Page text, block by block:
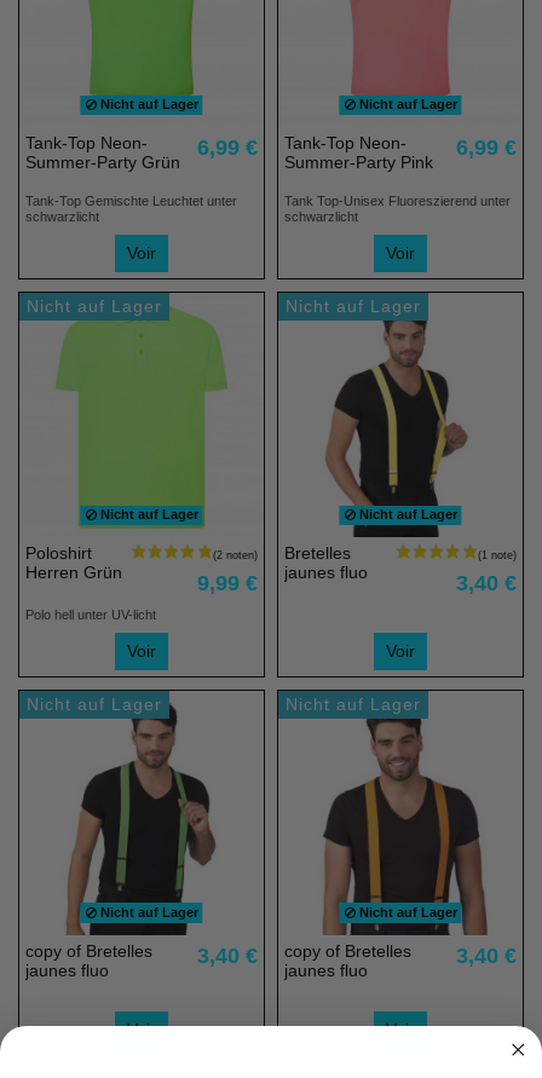
(6 noten)
(1 note)
Nicht auf Lager
Tank-Top Neon-
Summer-Party Grün
6,99 €
Tank-Top Gemischte Leuchtet unter
schwarzlicht
Voir
Nicht auf Lager
Tank-Top Neon-
Summer-Party Pink
6,99 €
Tank Top-Unisex Fluoreszierend unter
schwarzlicht
Voir
Nicht auf Lager
Nicht auf Lager
Poloshirt
Herren Grün
9,99 €
Polo hell unter UV-licht
Voir
Nicht auf Lager
Nicht auf Lager
Bretelles
jaunes fluo
3,40 €
Voir
Nicht auf Lager
Nicht auf Lager
copy of Bretelles
jaunes fluo
3,40 €
Voir
Nicht auf Lager
Nicht auf Lager
copy of Bretelles
jaunes fluo
3,40 €
Voir